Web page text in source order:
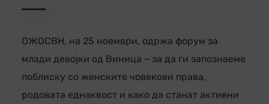
ОЖОСВН, на 25 ноември, одржа форум за
млади девојки од Виница – за да ги запознаеме
поблиску со женските човекови права,
родовата еднаквост и како да станат активни